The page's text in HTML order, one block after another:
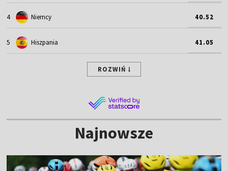
4 Niemcy 40.52
5 Hiszpania 41.05
ROZWIŃ
Najnowsze